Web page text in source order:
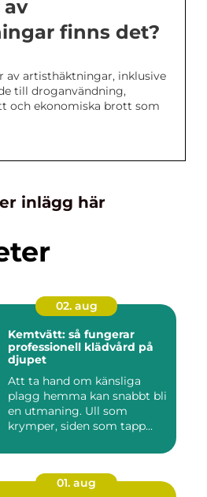
finns det?
av artisthäktningar, inklusive
till droganvändning,
och ekonomiska brott som
inlägg här
02. aug
Kemtvätt: så fungerar
professionell klädvård på
djupet
Att ta hand om känsliga
plagg hemma kan snabbt bli
en utmaning. Ull som
krymper, siden som tapp...
01. aug